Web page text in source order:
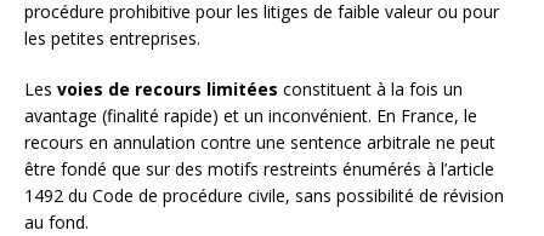
procédure prohibitive pour les litiges de faible valeur ou pour
les petites entreprises.
Les voies de recours limitées constituent à la fois un
avantage (finalité rapide) et un inconvénient. En France, le
recours en annulation contre une sentence arbitrale ne peut
être fondé que sur des motifs restreints énumérés à l’article
1492 du Code de procédure civile, sans possibilité de révision
au fond.